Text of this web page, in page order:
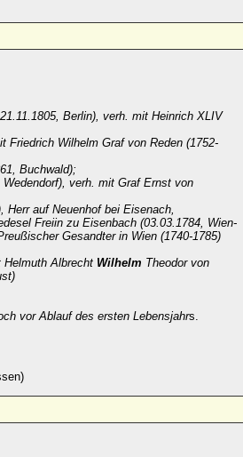
Berlin), verh. mit Heinrich XLIV
Friedrich Wilhelm Graf von Reden (1752-
Buchwald);
verh. mit Graf Ernst von
Herr auf Neuenhof bei Eisenach,
Freiin zu Eisenbach (03.03.1784, Wien-
Gesandter in Wien (1740-1785)
Helmuth Albrecht Wilhelm Theodor von
vor Ablauf des ersten Lebensjahrs.